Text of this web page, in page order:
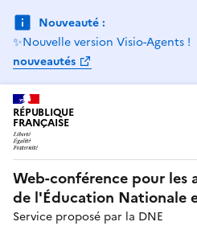
Nouveauté :
✨Nouvelle version Visio-Agents !
nouveautés
RÉPUBLIQUE
FRANÇAISE
Web-conférence pour les
de l'Éducation Nationale
Service proposé par la DNE